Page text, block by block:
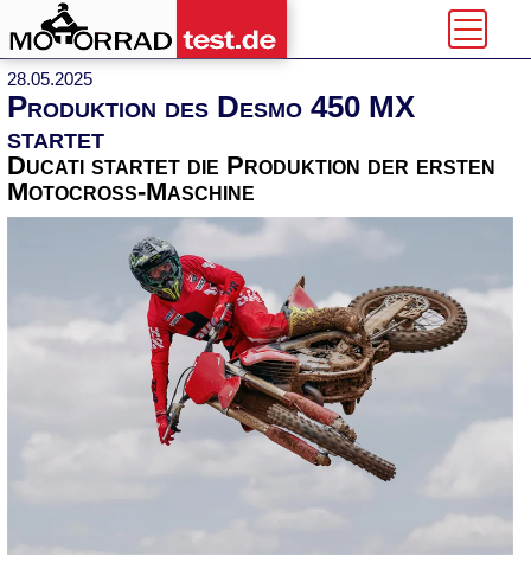
28.05.2025
Produktion des Desmo 450 MX
startet
Ducati startet die Produktion der ersten
Motocross-Maschine